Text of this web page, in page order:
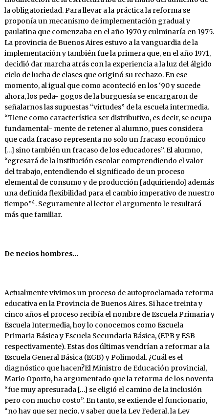
la obligatoriedad. Para llevar a la práctica la reforma se
proponía un mecanismo de implementación gradual y
paulatina que comenzaba en el año 1970 y culminaría en 1975.
La provincia de Buenos Aires estuvo a la vanguardia de la
implementación y también fue la primera que, en el año 1971,
decidió dar marcha atrás con la experiencia a la luz del álgido
ciclo de lucha de clases que originó su rechazo. En ese
momento, al igual que como aconteció en los ‘90 y sucede
ahora, los peda- gogos de la burguesía se encargaron de
señalarnos las supuestas “virtudes” de la escuela intermedia.
“Tiene como característica ser distributivo, es decir, se ocupa
fundamental- mente de retener al alumno, pues considera
que cada fracaso representa no solo un fracaso económico
[…] sino también un fracaso de los educadores”. El alumno,
“egresará de la institución escolar comprendiendo el valor
del trabajo, entendiendo el significado de un proceso
elemental de consumo y de producción [adquiriendo] además
una definida flexibilidad para el cambio imperativo de nuestro
tiempo”4. Seguramente al lector el argumento le resultará
más que familiar.
De necios hombres…
Actualmente vivimos un proceso de autoproclamada reforma
educativa en la Provincia de Buenos Aires. Si hace treinta y
cinco años el proceso recibía el nombre de Escuela Primaria y
Escuela Intermedia, hoy lo conocemos como Escuela
Primaria Básica y Escuela Secundaria Básica, (EPB y ESB
respectivamente). Estas dos últimas vendrían a reformar a la
Escuela General Básica (EGB) y Polimodal. ¿Cuál es el
diagnóstico que hacen?El Ministro de Educación provincial,
Mario Oporto, ha argumentado que la reforma de los noventa
“fue muy apresurada […] se eligió el camino de la inclusión
pero con mucho costo”. En tanto, se extiende el funcionario,
“no hay que ser necio, y saber que la Ley Federal, la Ley